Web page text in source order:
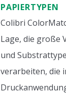
PAPIERTYPEN
Colibri
Lage, die große
und
verarbeiten, die